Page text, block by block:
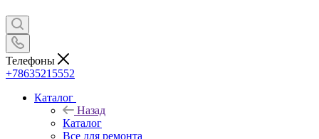
Телефоны
+78635215552
Каталог
Назад
Каталог
Все для ремонта